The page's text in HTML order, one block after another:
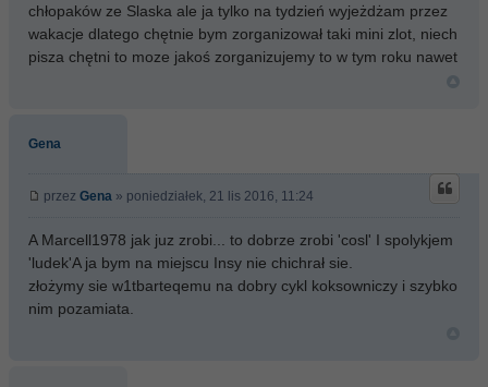
chłopaków ze Slaska ale ja tylko na tydzień wyjeżdżam przez
wakacje dlatego chętnie bym zorganizował taki mini zlot, niech
pisza chętni to moze jakoś zorganizujemy to w tym roku nawet
Gena
przez Gena » poniedziałek, 21 lis 2016, 11:24
A Marcell1978 jak juz zrobi... to dobrze zrobi 'cosl' I spolykjem
'ludek'A ja bym na miejscu Insy nie chichrał sie.
złożymy sie w1tbarteqemu na dobry cykl koksowniczy i szybko
nim pozamiata.